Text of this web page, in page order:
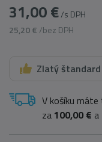
31,00 €/s DPH
25,20 € /bez DPH
Zlatý štandard
V košíku
za 100,00 €